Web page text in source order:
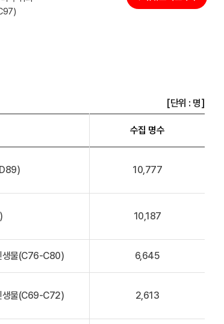
[단위 : 명]
수집 명수
10,777
10,187
생물(C76-C80) 6,645
생물(C69-C72) 2,613